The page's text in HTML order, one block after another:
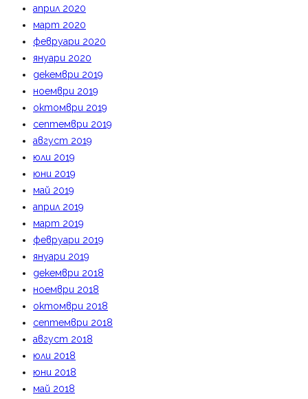
април 2020
март 2020
февруари 2020
януари 2020
декември 2019
ноември 2019
октомври 2019
септември 2019
август 2019
юли 2019
юни 2019
май 2019
април 2019
март 2019
февруари 2019
януари 2019
декември 2018
ноември 2018
октомври 2018
септември 2018
август 2018
юли 2018
юни 2018
май 2018